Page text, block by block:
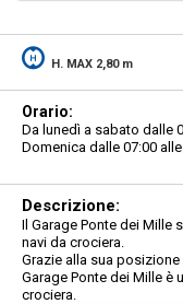
H. MAX 2,80 m
Orario:
Da lunedì a sabato dalle
Domenica dalle 07:00
Descrizione:
Il Garage Ponte dei Mille
navi da crociera.
Grazie alla sua
Garage Ponte dei Mille è
crociera.